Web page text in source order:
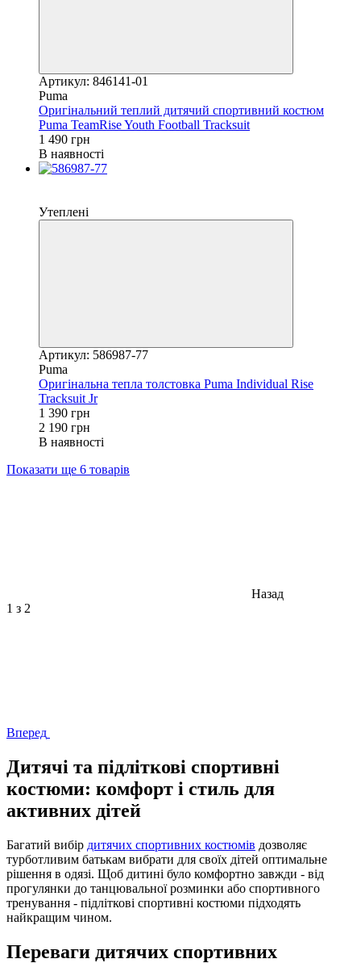
Артикул: 846141-01
Puma
Оригінальний теплий дитячий спортивний костюм
Puma TeamRise Youth Football Tracksuit
1 490 грн
В наявності
Утеплені
Артикул: 586987-77
Puma
Оригінальна тепла толстовка Puma Individual Rise
Tracksuit Jr
1 390 грн
2 190 грн
В наявності
Показати ще 6 товарів
Назад
1 з 2
Вперед
Дитячі та підліткові спортивні
костюми: комфорт і стиль для
активних дітей
Багатий вибір дитячих спортивних костюмів дозволяє
турботливим батькам вибрати для своїх дітей оптимальне
рішення в одязі. Щоб дитині було комфортно завжди - від
прогулянки до танцювальної розминки або спортивного
тренування - підліткові спортивні костюми підходять
найкращим чином.
Переваги дитячих спортивних